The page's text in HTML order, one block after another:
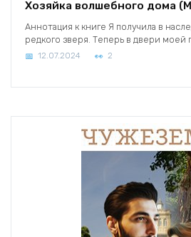
Хозяйка волшебного дома
Аннотация к книге Я получила в
редкого зверя. Теперь в двери моей
12.07.2024 2